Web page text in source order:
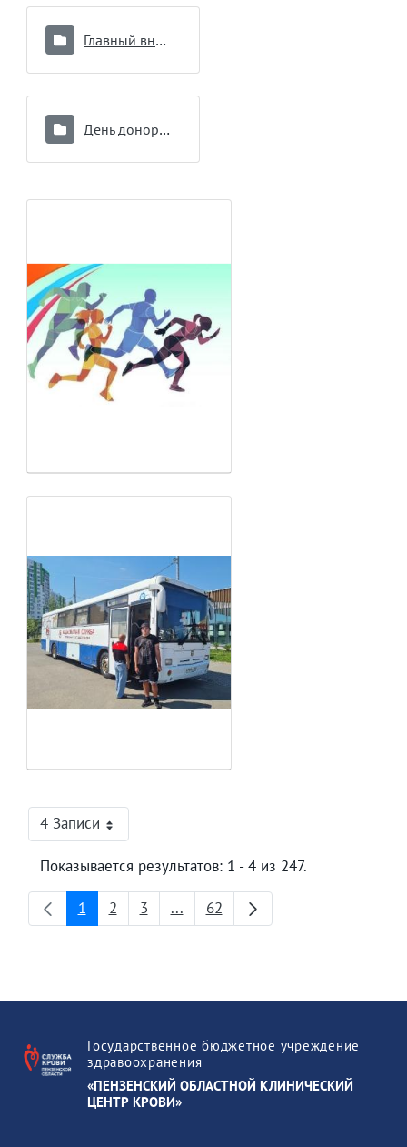
Главный внештатный специалист
День донора 16.09.2024
4 ЗаписиНа страницу
Показывается результатов: 1 - 4 из 247.
Страница
1 Страница
2 Страница
3 ...Промежуточные страницы
Страница
62
Государственное бюджетное учреждение
здравоохранения
«ПЕНЗЕНСКИЙ ОБЛАСТНОЙ КЛИНИЧЕСКИЙ
ЦЕНТР КРОВИ»